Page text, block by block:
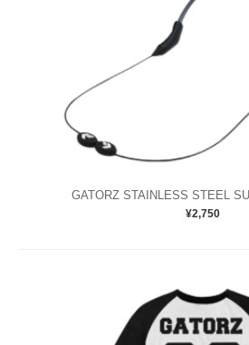
GATORZ STAINLESS STEEL
¥2,750